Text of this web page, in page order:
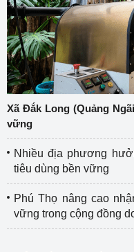
Xã Đắk Long (Quảng
vững
Nhiều địa phương
tiêu dùng bền vững
Phú Thọ nâng cao
vững trong cộng đồng